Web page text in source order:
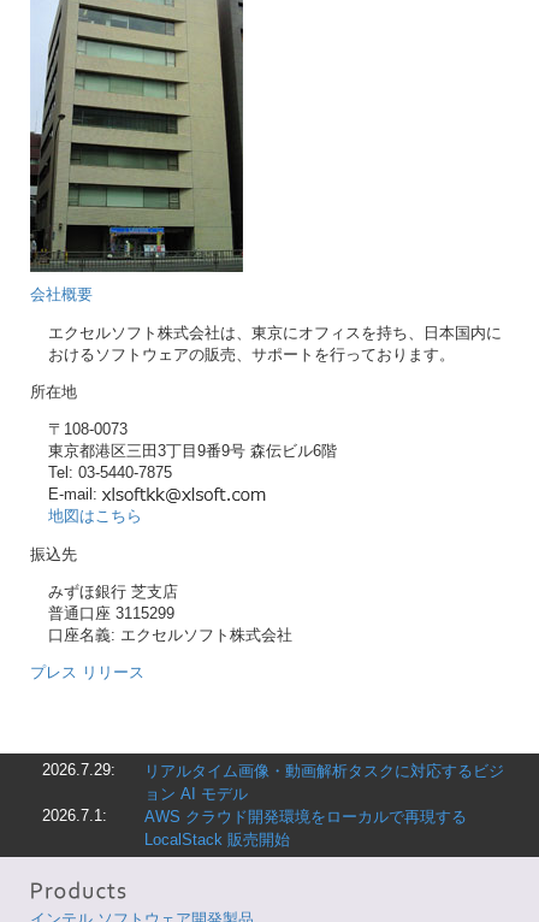
会社概要
エクセルソフト株式会社は、東京にオフィスを持ち、日本国内に
おけるソフトウェアの販売、サポートを行っております。
所在地
〒108-0073
東京都港区三田3丁目9番9号 森伝ビル6階
Tel: 03-5440-7875
E-mail:
地図はこちら
振込先
みずほ銀行 芝支店
普通口座 3115299
口座名義: エクセルソフト株式会社
プレス リリース
2026.7.29:
リアルタイム画像・動画解析タスクに対応するビジ
ョン AI モデル
2026.7.1:
AWS クラウド開発環境をローカルで再現する
LocalStack 販売開始